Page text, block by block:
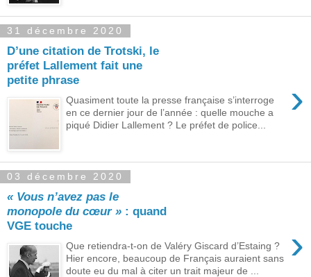
31 décembre 2020
D’une citation de Trotski, le
préfet Lallement fait une
petite phrase
›
Quasiment toute la presse française s’interroge
en ce dernier jour de l’année : quelle mouche a
piqué Didier Lallement ? Le préfet de police...
03 décembre 2020
« Vous n’avez pas le
monopole du cœur » : quand
VGE touche
›
Que retiendra-t-on de Valéry Giscard d’Estaing ?
Hier encore, beaucoup de Français auraient sans
doute eu du mal à citer un trait majeur de ...